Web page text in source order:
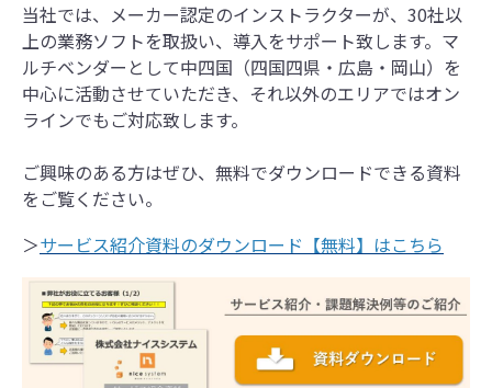
当社では、メーカー認定のインストラクターが、30社以
上の業務ソフトを取扱い、導入をサポート致します。マ
ルチベンダーとして中四国（四国四県・広島・岡山）を
中心に活動させていただき、それ以外のエリアではオン
ラインでもご対応致します。
ご興味のある方はぜひ、無料でダウンロードできる資料
をご覧ください。
＞サービス紹介資料のダウンロード【無料】はこちら